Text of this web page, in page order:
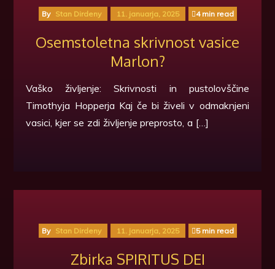
By Stan Dirdeny 11. januarja, 2025 4 min read
Osemstoletna skrivnost vasice
Marlon?
Vaško življenje: Skrivnosti in pustolovščine
Timothyja Hopperja Kaj če bi živeli v odmaknjeni
vasici, kjer se zdi življenje preprosto, a […]
By Stan Dirdeny 11. januarja, 2025 5 min read
Zbirka SPIRITUS DEI